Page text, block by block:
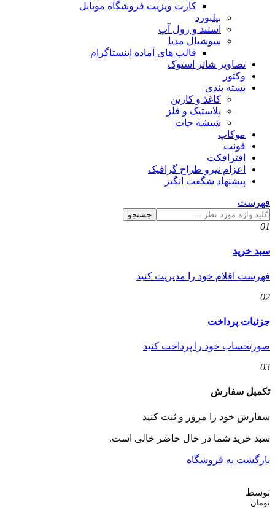
کارت ویزیت فروشگاه موبایل
بیلبورد
استند و رول آپ
سوشیال مدیا
قالب های آماده اینستاگرام
تصاویر شاتر استوک
وکتور
بسته بندی
کاغذ و کارتن
پلاستیک و فلز
شیشه جات
موکاپ
فونت
افترافکت
اعزام نیرو طراح گرافیک
پیشنهاد شگفت انگیز
فهرست
جستجو
01
سبد خرید
فهرست اقلام خود را مدیریت کنید
02
جزئیات پرداخت
صورتحساب خود را پرداخت کنید
03
تکمیل سفارش
سفارش خود را مرور و ثبت کنید
سبد خرید شما در حال حاضر خالی است.
بازگشت به فروشگاه
توسط
تومان